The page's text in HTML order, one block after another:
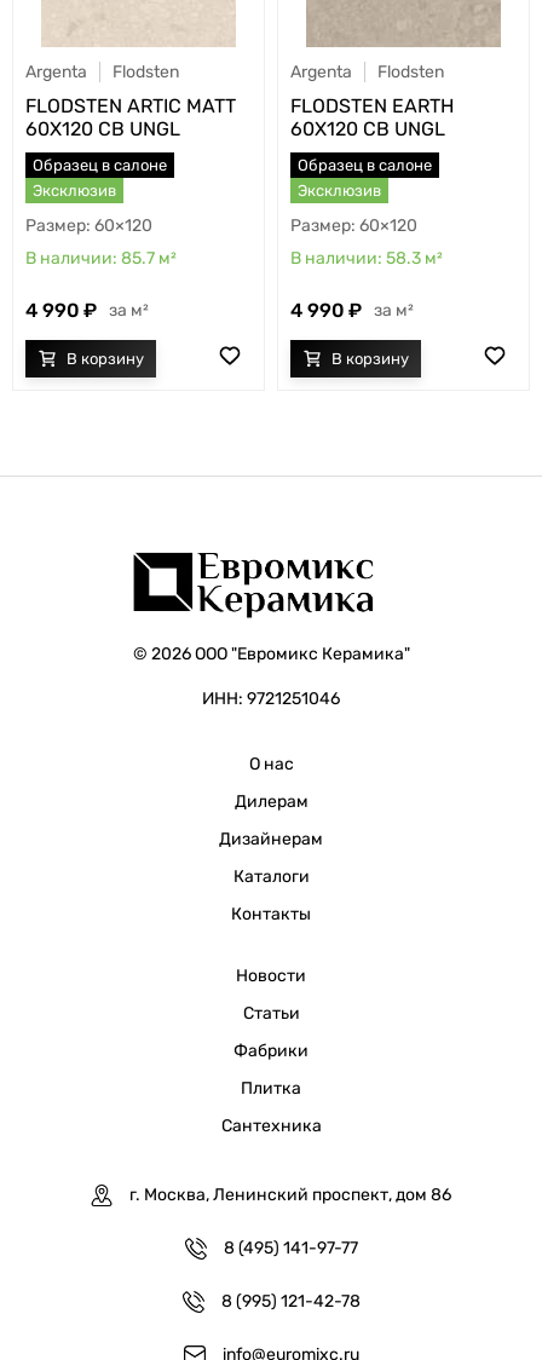
Argenta Flodsten
FLODSTEN ARTIC MATT
60X120 CB UNGL
Образец в салоне
Эксклюзив
60×120
85.7 м²
4 990 м²
Argenta Flodsten
FLODSTEN EARTH
60X120 CB UNGL
Образец в салоне
Эксклюзив
60×120
58.3 м²
4 990 м²
© 2026 ООО "Евромикс Керамика"
ИНН: 9721251046
О нас
Дилерам
Дизайнерам
Каталоги
Контакты
Новости
Статьи
Фабрики
Плитка
Сантехника
г. Москва, Ленинский проспект, дом 86
8 (495) 141-97-77
8 (995) 121-42-78
info@euromixc.ru